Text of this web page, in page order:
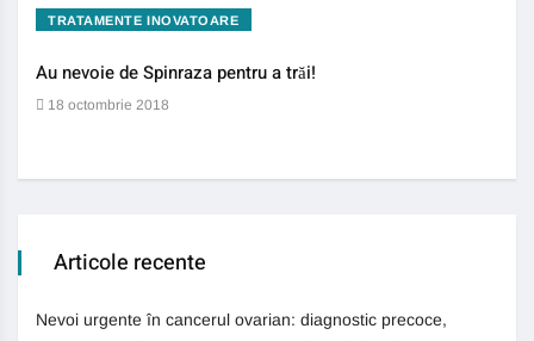
TRATAMENTE INOVATOARE
Au nevoie de Spinraza pentru a trăi!
18 octombrie 2018
Articole recente
Nevoi urgente în cancerul ovarian: diagnostic precoce,